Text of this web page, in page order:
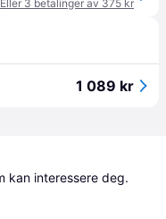
Eller 3 betalinger av 375 kr
1 089 kr